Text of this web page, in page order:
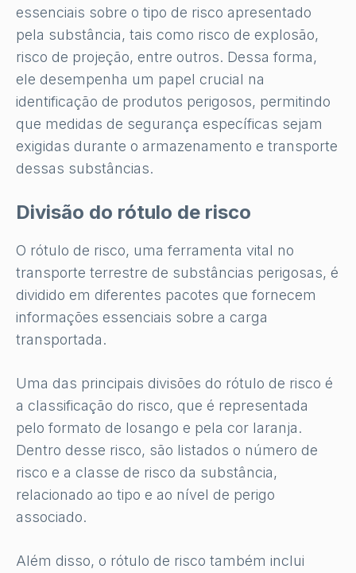
essenciais sobre o tipo de risco apresentado
pela substância, tais como risco de explosão,
risco de projeção, entre outros. Dessa forma,
ele desempenha um papel crucial na
identificação de produtos perigosos, permitindo
que medidas de segurança específicas sejam
exigidas durante o armazenamento e transporte
dessas substâncias.
Divisão do rótulo de risco
O rótulo de risco, uma ferramenta vital no
transporte terrestre de substâncias perigosas, é
dividido em diferentes pacotes que fornecem
informações essenciais sobre a carga
transportada.
Uma das principais divisões do rótulo de risco é
a classificação do risco, que é representada
pelo formato de losango e pela cor laranja.
Dentro desse risco, são listados o número de
risco e a classe de risco da substância,
relacionado ao tipo e ao nível de perigo
associado.
Além disso, o rótulo de risco também inclui